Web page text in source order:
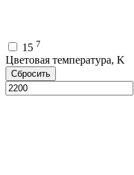
15 7
Цветовая температура, K
Сбросить